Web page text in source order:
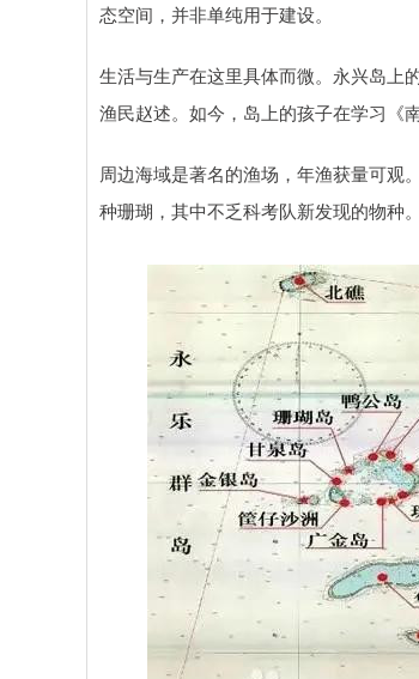
态空间，并非单纯用于建设。
生活与生产在这里具体而微。永兴岛上
渔民赵述。如今，岛上的孩子在学习《
周边海域是著名的渔场，年渔获量可观
种珊瑚，其中不乏科考队新发现的物种。